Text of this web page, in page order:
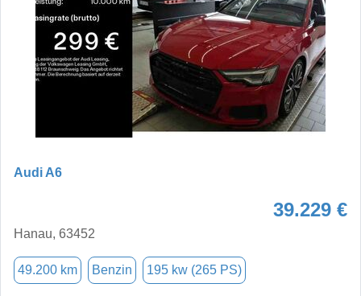
Audi A6
39.229 €
Hanau, 63452
49.200 km Benzin 195 kw (265 PS)